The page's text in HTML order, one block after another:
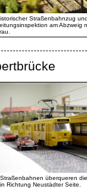
Straßenbahnzug
am Abzweig
überqueren
Richtung Neustädter Seite.